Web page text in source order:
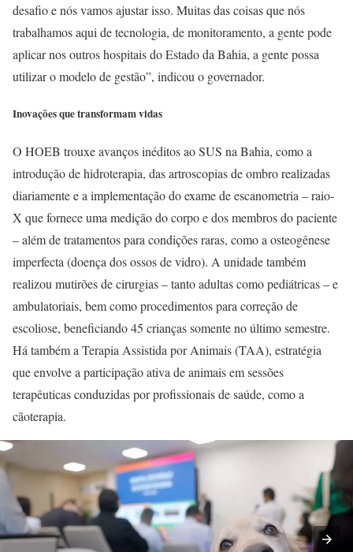
desafio e nós vamos ajustar isso. Muitas das coisas que nós
trabalhamos aqui de tecnologia, de monitoramento, a gente pode
aplicar nos outros hospitais do Estado da Bahia, a gente possa
utilizar o modelo de gestão”, indicou o governador.
Inovações que transformam vidas
O HOEB trouxe avanços inéditos ao SUS na Bahia, como a
introdução de hidroterapia, das artroscopias de ombro realizadas
diariamente e a implementação do exame de escanometria – raio-
X que fornece uma medição do corpo e dos membros do paciente
– além de tratamentos para condições raras, como a osteogênese
imperfecta (doença dos ossos de vidro). A unidade também
realizou mutirões de cirurgias – tanto adultas como pediátricas – e
ambulatoriais, bem como procedimentos para correção de
escoliose, beneficiando 45 crianças somente no último semestre.
Há também a Terapia Assistida por Animais (TAA), estratégia
que envolve a participação ativa de animais em sessões
terapêuticas conduzidas por profissionais de saúde, como a
cãoterapia.